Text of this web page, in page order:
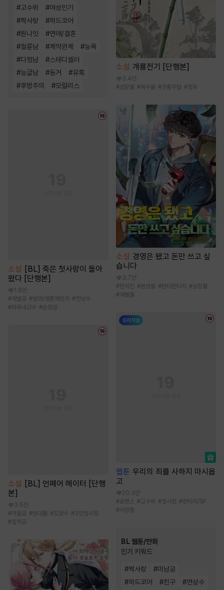
#고수위 #여성인기
#짝사랑 #하드코어
#원나잇 #연애/결혼
#절륜남 #계약관계 #능욕
#다정남 #스테디셀러
#능글남 #동거 #유혹
#후방주의 #모럴리스
소설 [BL] 죽은 첫사랑이 돌아
왔다 [단행본]
1.9만
# 재벌공 #빙의/영혼체인지 #연상수
#외유내강수 #순정공
소설
[BL] 언페어 헤이터 [단행
본]
3.5만
#까칠공 #현대물 #도망수 #3인칭시점
#집착공
소설 개룡전기 [단행본]
3.4만
#성장물 #복수물 #전통무협 #정파
소설 경영은 됐고 돈만 쓰고 싶
습니다
3.7만
#먼치킨 #환생물 #현대판타지 #성장물
#재벌물
웹툰 우리의 죄를 사하지 마시옵
고
20.3만
#로맨스 #고수위 #첫사랑 #판타지/SF
#서양풍
BL 웹툰/만화
인기 키워드
#짝사랑 #미남공
#하드코어 #친구 #연상수